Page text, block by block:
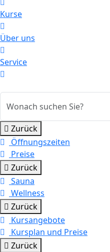
Kurse
Über uns
Service
Zurück
Öffnungszeiten
Preise
Zurück
Sauna
Wellness
Zurück
Kursangebote
Kursplan und Preise
Zurück